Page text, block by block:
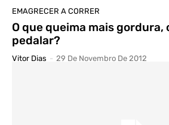
EMAGRECER A CORRER
O que queima mais gordura,
pedalar?
Vitor Dias - 29 De Novembro De 2012